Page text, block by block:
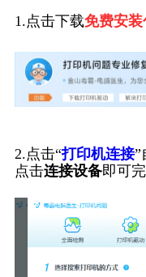
1.点击下载免费安装
2.点击“打印机连接”
点击连接设备即可